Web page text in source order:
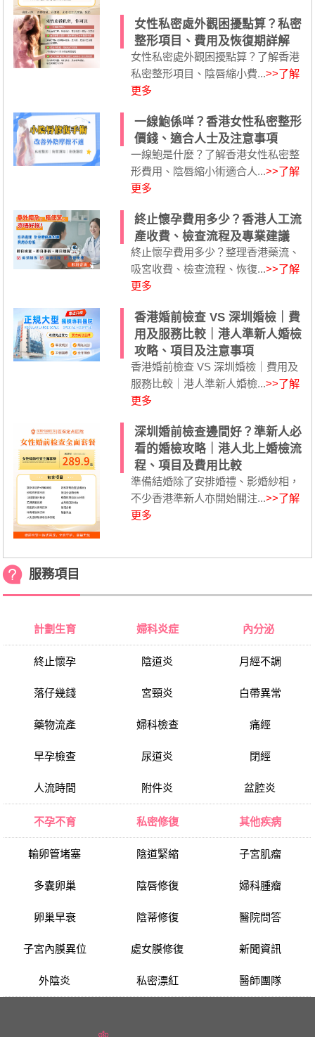
女性私密處外觀困擾點算？私密
整形項目、費用及恢復期詳解
女性私密處外觀困擾點算？了解香港
私密整形項目、陰唇縮小費...>>了解
更多
一線鮑係咩？香港女性私密整形
價錢、適合人士及注意事項
一線鮑是什麼？了解香港女性私密整
形費用、陰唇縮小術適合人...>>了解
更多
終止懷孕費用多少？香港人工流
產收費、檢查流程及專業建議
終止懷孕費用多少？整理香港藥流、
吸宮收費、檢查流程、恢復...>>了解
更多
香港婚前檢查 VS 深圳婚檢｜費
用及服務比較｜港人準新人婚檢
攻略、項目及注意事項
香港婚前檢查 VS 深圳婚檢｜費用及
服務比較｜港人準新人婚檢...>>了解
更多
深圳婚前檢查邊間好？準新人必
看的婚檢攻略｜港人北上婚檢流
程、項目及費用比較
準備結婚除了安排婚禮、影婚紗相，
不少香港準新人亦開始關注...>>了解
更多
服務項目
計劃生育
終止懷孕
落仔幾錢
藥物流產
早孕檢查
人流時間
婦科炎症
陰道炎
宮頸炎
婦科檢查
尿道炎
附件炎
內分泌
月經不調
白帶異常
痛經
閉經
盆腔炎
不孕不育
輸卵管堵塞
多囊卵巢
卵巢早衰
子宮內膜異位
外陰炎
私密修復
陰道緊縮
陰唇修復
陰蒂修復
處女膜修復
私密漂紅
其他疾病
子宮肌瘤
婦科腫瘤
醫院問答
新聞資訊
醫師團隊